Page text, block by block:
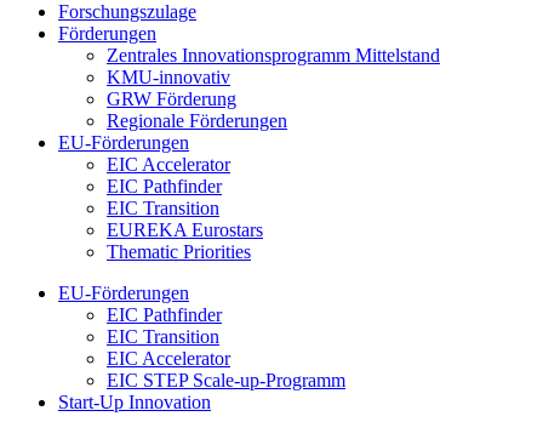
Forschungszulage
Förderungen
Zentrales Innovationsprogramm Mittelstand
KMU-innovativ
GRW Förderung
Regionale Förderungen
EU-Förderungen
EIC Accelerator
EIC Pathfinder
EIC Transition
EUREKA Eurostars
Thematic Priorities
EU-Förderungen
EIC Pathfinder
EIC Transition
EIC Accelerator
EIC STEP Scale-up-Programm
Start-Up Innovation